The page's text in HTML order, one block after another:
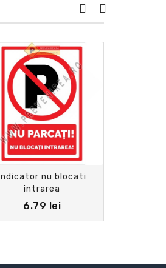
Indicator nu blocati
intrarea
6.79 lei